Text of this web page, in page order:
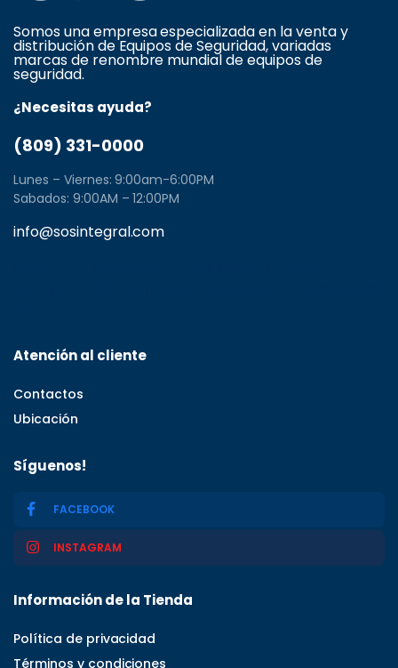
Somos una empresa especializada en la venta y
distribución de Equipos de Seguridad, variadas
marcas de renombre mundial de equipos de
seguridad.
¿Necesitas ayuda?
(809) 331-0000
Lunes – Viernes: 9:00am-6:00PM
Sabados: 9:00AM – 12:00PM
info@sosintegral.com
Atención al cliente
Contactos
Ubicación
Síguenos!
FACEBOOK
INSTAGRAM
Información de la Tienda
Política de privacidad
Términos y condiciones